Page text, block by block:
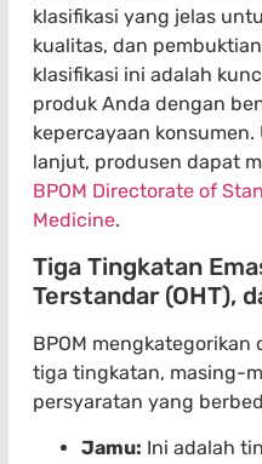
klasifikasi yang jelas
kualitas, dan
klasifikasi ini adalah
produk Anda dengan
kepercayaan
lanjut, produsen dapat
BPOM Directorate of
Medicine.
Tiga Tingkatan
Terstandar (OHT),
BPOM mengkategorikan
tiga tingkatan, masing-
persyaratan yang
Jamu: Ini adalah